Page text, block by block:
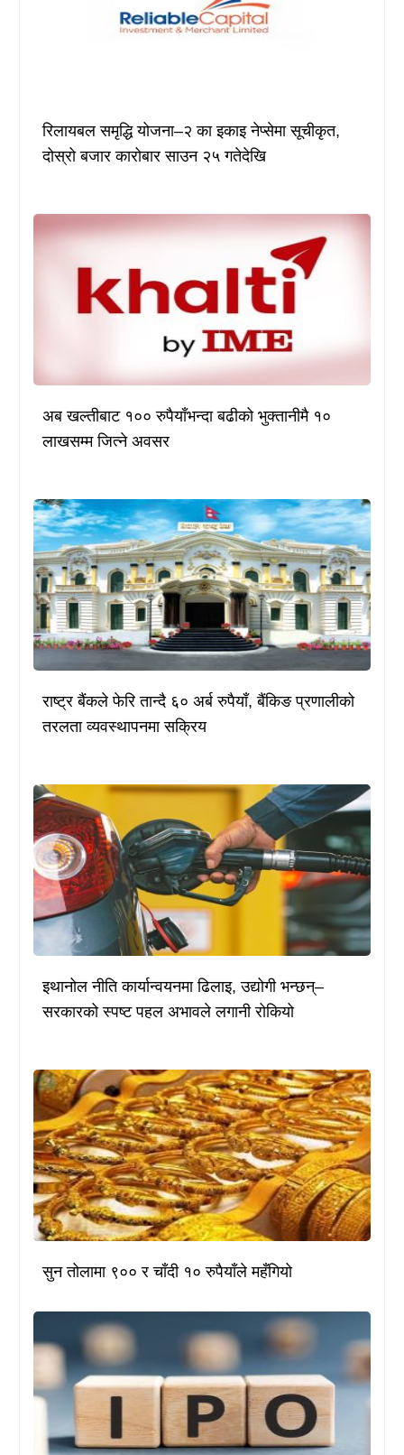
रिलायबल समृद्धि योजना–२ का इकाइ नेप्सेमा सूचीकृत,
दोस्रो बजार कारोबार साउन २५ गतेदेखि
अब खल्तीबाट १०० रुपैयाँभन्दा बढीको भुक्तानीमै १०
लाखसम्म जित्ने अवसर
राष्ट्र बैंकले फेरि तान्दै ६० अर्ब रुपैयाँ, बैंकिङ प्रणालीको
तरलता व्यवस्थापनमा सक्रिय
इथानोल नीति कार्यान्वयनमा ढिलाइ, उद्योगी भन्छन्–
सरकारको स्पष्ट पहल अभावले लगानी रोकियो
सुन तोलामा ९०० र चाँदी १० रुपैयाँले महँगियो